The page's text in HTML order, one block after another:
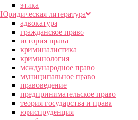
этика
Юридическая литература
адвокатура
гражданское право
история права
криминалистика
криминология
международное право
муниципальное право
правоведение
предпринимательское право
теория государства и права
юриспруденция